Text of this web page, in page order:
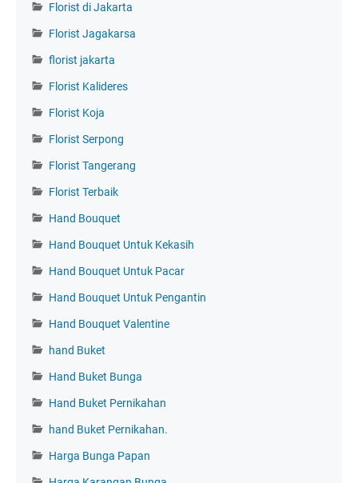
Florist di Jakarta
Florist Jagakarsa
florist jakarta
Florist Kalideres
Florist Koja
Florist Serpong
Florist Tangerang
Florist Terbaik
Hand Bouquet
Hand Bouquet Untuk Kekasih
Hand Bouquet Untuk Pacar
Hand Bouquet Untuk Pengantin
Hand Bouquet Valentine
hand Buket
Hand Buket Bunga
Hand Buket Pernikahan
hand Buket Pernikahan.
Harga Bunga Papan